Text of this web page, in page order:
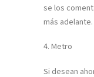
se los
más adelante.
4. Metro
Si desean